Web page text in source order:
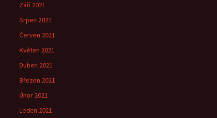
Září 2021
Srpen 2021
Červen 2021
Květen 2021
Duben 2021
Březen 2021
Únor 2021
Leden 2021